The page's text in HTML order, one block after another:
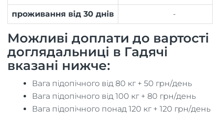
проживання від 30 днів -
Можливі доплати до вартості
доглядальниці в Гадячі
вказані нижче:
Вага підопічного від 80 кг + 50 грн/день
Вага підопічного від 100 кг + 80 грн/день
Вага підопічного понад 120 кг + 120 грн/день